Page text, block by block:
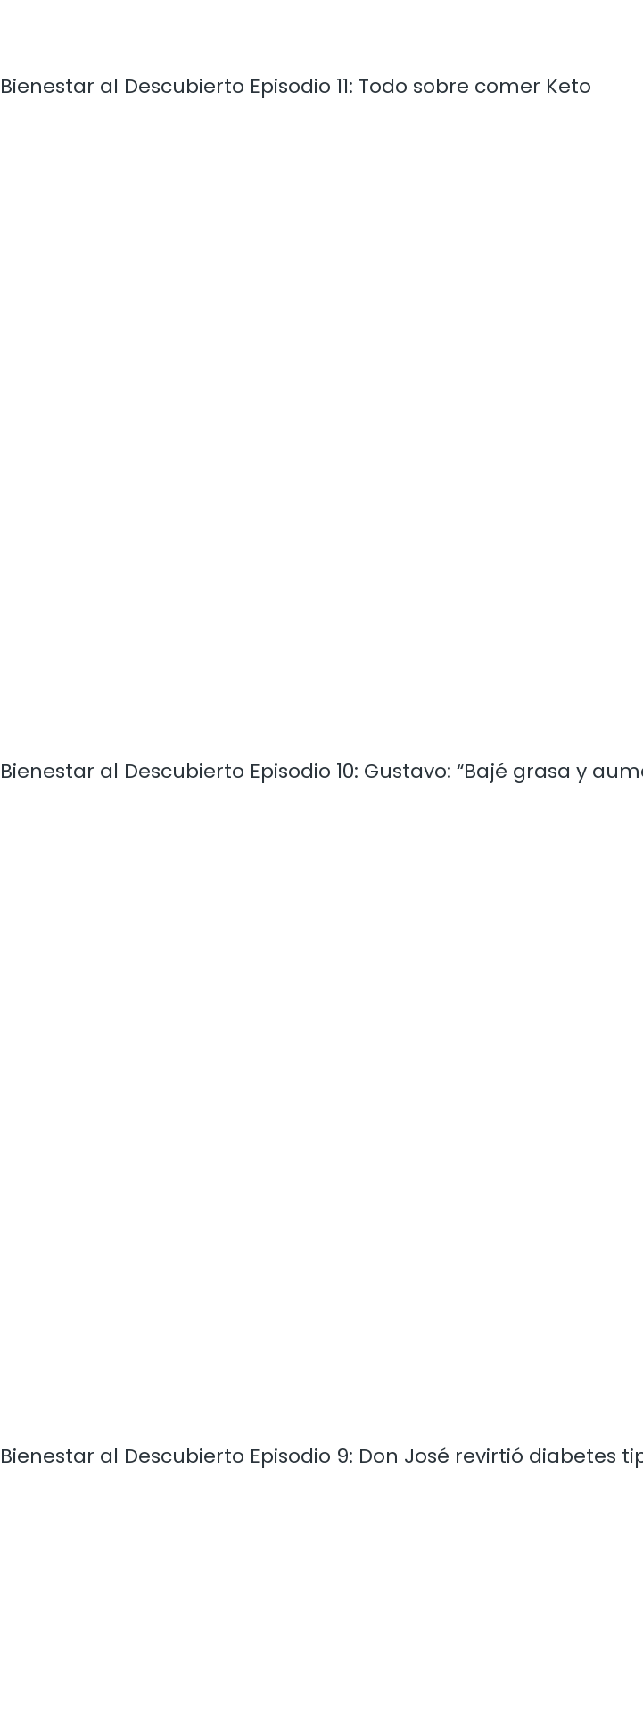
Bienestar al Descubierto Episodio 11: Todo sobre comer Keto
Bienestar al Descubierto Episodio 10: Gustavo: “Bajé grasa y
Bienestar al Descubierto Episodio 9: Don José revirtió diabetes